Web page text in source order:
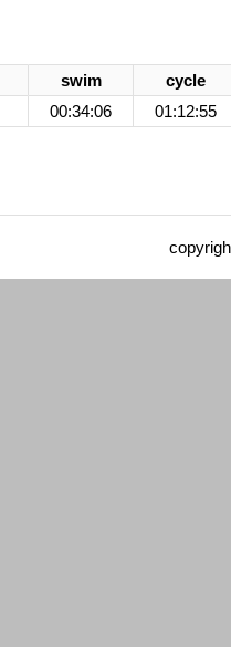
swim
cycle
00:34:06 01:12:55